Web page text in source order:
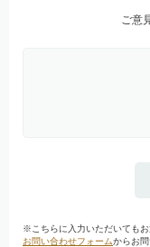
ご意
※こちらに入力いただいてもお
お問い合わせフォームからお問